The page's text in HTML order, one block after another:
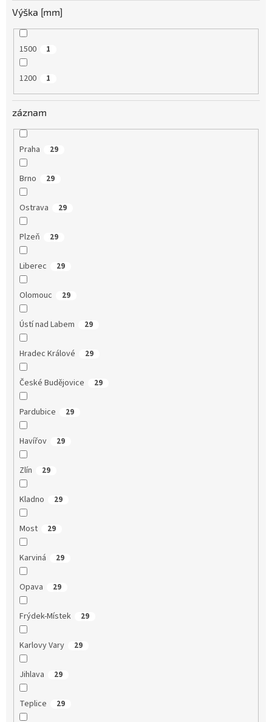
Výška [mm]
1500 1
1200 1
záznam
Praha 29
Brno 29
Ostrava 29
Plzeň 29
Liberec 29
Olomouc 29
Ústí nad Labem 29
Hradec Králové 29
České Budějovice 29
Pardubice 29
Havířov 29
Zlín 29
Kladno 29
Most 29
Karviná 29
Opava 29
Frýdek-Místek 29
Karlovy Vary 29
Jihlava 29
Teplice 29